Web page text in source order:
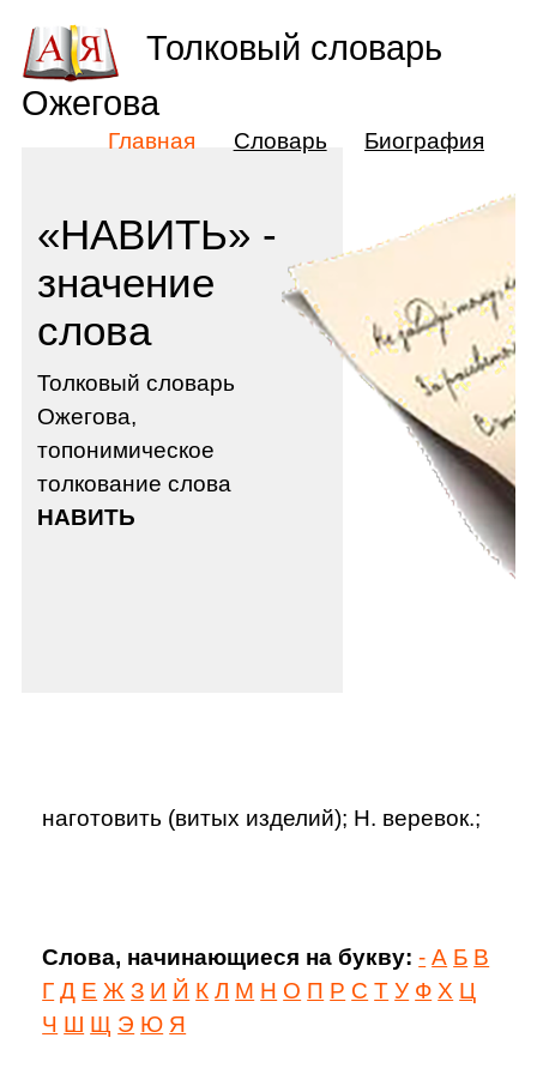
«НАВИТЬ» -
значение
слова
Толковый словарь
Ожегова,
топонимическое
толкование слова
НАВИТЬ
наготовить (витых изделий); Н. веревок.;
Слова, начинающиеся на букву: - А Б В
Г Д Е Ж З И Й К Л М Н О П Р С Т У Ф Х Ц
Ч Ш Щ Э Ю Я
Толковый словарь
Ожегова
Главная Словарь Биография